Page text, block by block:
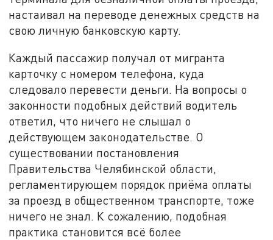
настаивал на переводе денежных средств на
свою личную банковскую карту.
Каждый пассажир получал от мигранта
карточку с номером телефона, куда
следовало перевести деньги. На вопросы о
законности подобных действий водитель
ответил, что ничего не слышал о
действующем законодательстве. О
существовании постановления
Правительства Челябинской области,
регламентирующем порядок приёма оплаты
за проезд в общественном транспорте, тоже
ничего не знал. К сожалению, подобная
практика становится всё более